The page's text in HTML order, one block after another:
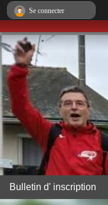
Bulletin d' inscription
Se connecter
Panneau de gestion des